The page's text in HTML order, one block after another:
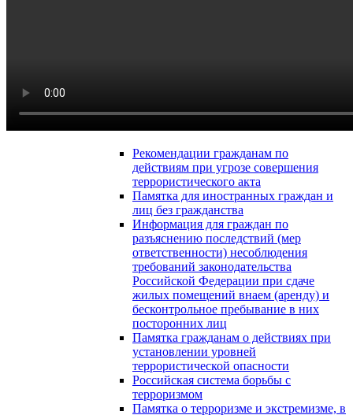
Рекомендации гражданам по
действиям при угрозе совершения
террористического акта
Памятка для иностранных граждан и
лиц без гражданства
Информация для граждан по
разъяснению последствий (мер
ответственности) несоблюдения
требований законодательства
Российской Федерации при сдаче
жилых помещений внаем (аренду) и
бесконтрольное пребывание в них
посторонних лиц
Памятка гражданам о действиях при
установлении уровней
террористической опасности
Российская система борьбы с
терроризмом
Памятка о терроризме и экстремизме, в